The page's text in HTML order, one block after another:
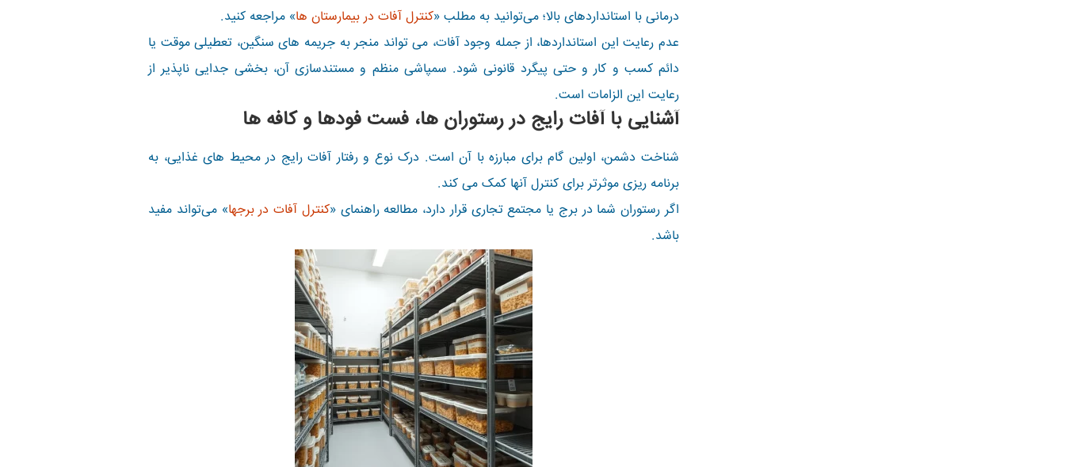
درمانی با استانداردهای بالا؛ می‌توانید به مطلب «کنترل آفات در بیمارستان ها» مراجعه کنید.
عدم رعایت این استانداردها، از جمله وجود آفات، می تواند منجر به جریمه های سنگین، تعطیلی موقت یا
دائم کسب و کار و حتی پیگرد قانونی شود. سمپاشی منظم و مستندسازی آن، بخشی جدایی ناپذیر از
رعایت این الزامات است.
آشنایی با آفات رایج در رستوران ها، فست فودها و کافه ها
شناخت دشمن، اولین گام برای مبارزه با آن است. درک نوع و رفتار آفات رایج در محیط های غذایی، به
برنامه ریزی موثرتر برای کنترل آنها کمک می کند.
اگر رستوران شما در برج یا مجتمع تجاری قرار دارد، مطالعه راهنمای «کنترل آفات در برجها» می‌تواند مفید
باشد.